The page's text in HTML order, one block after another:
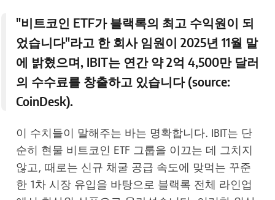
"비트코인 ETF가 블랙록의 최고 수익원이 되
었습니다"라고 한 회사 임원이 2025년 11월 말
에 밝혔으며, IBIT는 연간 약 2억 4,500만 달러
의 수수료를 창출하고 있습니다 (source:
CoinDesk).
이 수치들이 말해주는 바는 명확합니다. IBIT는 단
순히 현물 비트코인 ETF 그룹을 이끄는 데 그치지
않고, 때로는 신규 채굴 공급 속도에 맞먹는 꾸준
한 1차 시장 유입을 바탕으로 블랙록 전체 라인업